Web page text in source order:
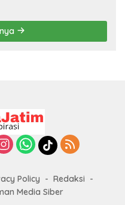
Policy
Redaksi
Media Siber